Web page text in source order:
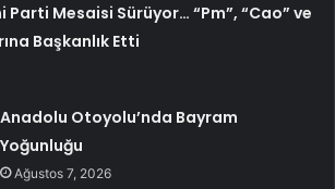
Parti Mesaisi Sürüyor… “Pm”, “Cao” ve
Başkanlık Etti
Anadolu Otoyolu’nda Bayram
Yoğunluğu
Ağustos 7, 2026